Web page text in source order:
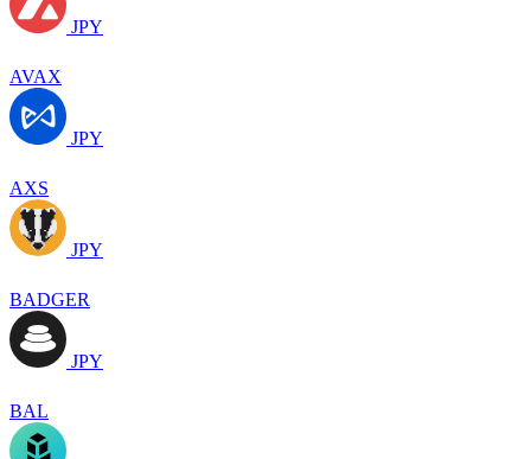
JPY
AVAX
JPY
AXS
JPY
BADGER
JPY
BAL